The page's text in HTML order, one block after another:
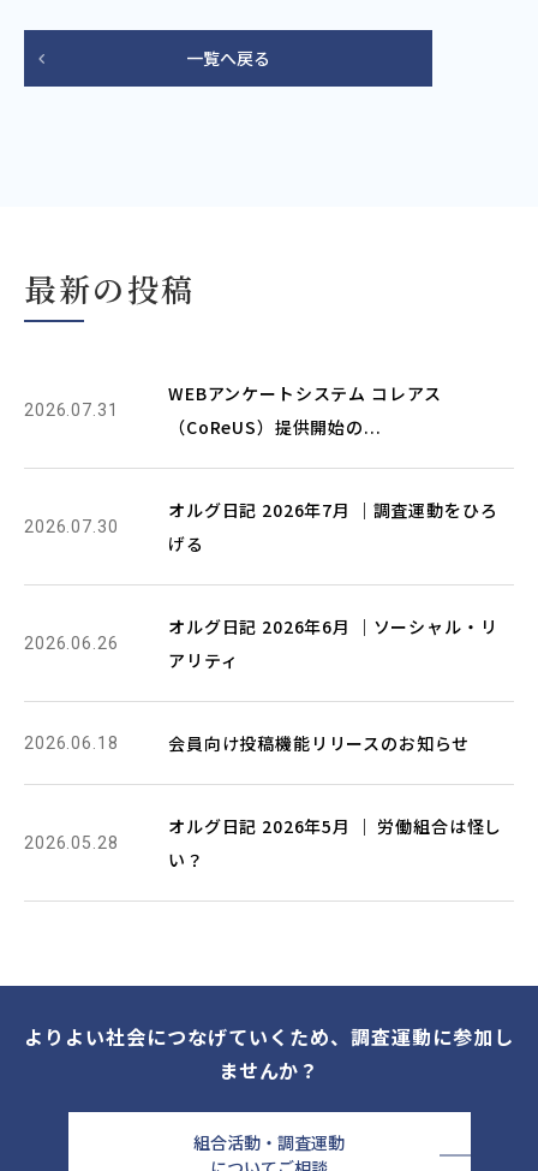
一覧へ戻る
最新の投稿
2026.07.31
WEBアンケートシステム コレアス
（CoReUS）提供開始の...
2026.07.30
オルグ日記 2026年7月 ｜調査運動をひろ
げる
2026.06.26
オルグ日記 2026年6月 ｜ソーシャル・リ
アリティ
2026.06.18 会員向け投稿機能リリースのお知らせ
2026.05.28
オルグ日記 2026年5月 ｜ 労働組合は怪し
い？
よりよい社会につなげていくため、調査運動に参加し
ませんか？
組合活動・調査運動